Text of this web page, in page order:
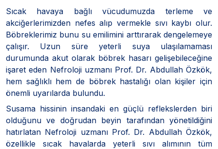
Sıcak havaya bağlı vücudumuzda terleme ve
akciğerlerimizden nefes alıp vermekle sıvı kaybı olur.
Böbreklerimiz bunu su emilimini arttırarak dengelemeye
çalışır. Uzun süre yeterli suya ulaşılamaması
durumunda akut olarak böbrek hasarı gelişebileceğine
işaret eden Nefroloji uzmanı Prof. Dr. Abdullah Özkök,
hem sağlıklı hem de böbrek hastalığı olan kişiler için
önemli uyarılarda bulundu.
Susama hissinin insandaki en güçlü reflekslerden biri
olduğunu ve doğrudan beyin tarafından yönetildiğini
hatırlatan Nefroloji uzmanı Prof. Dr. Abdullah Özkök,
özellikle sıcak havalarda yeterli sıvı alımının tüm